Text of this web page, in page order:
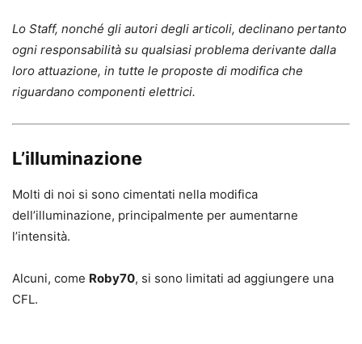
Lo Staff, nonché gli autori degli articoli, declinano pertanto
ogni responsabilità su qualsiasi problema derivante dalla
loro attuazione, in tutte le proposte di modifica che
riguardano componenti elettrici.
L’illuminazione
Molti di noi si sono cimentati nella modifica
dell’illuminazione, principalmente per aumentarne
l’intensità.
Alcuni, come Roby70, si sono limitati ad aggiungere una
CFL.